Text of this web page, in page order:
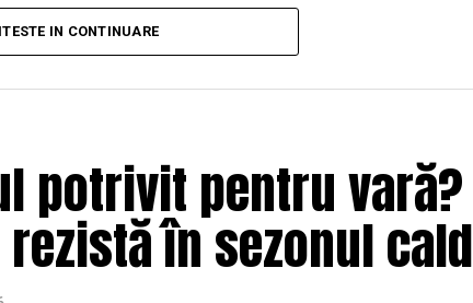
contribuie la creșterea încrederii și la
asupra brandului. O platformă bine organizată
În plus, structura clară a paginilor îi ajută pe
importante și să interacționeze mai ușor cu
de atragere și convingere a publicului. Articolele
optimizate oferă valoare și demonstrează
IN CONTINUARE
potrivit pentru vară?
în sezonul cald